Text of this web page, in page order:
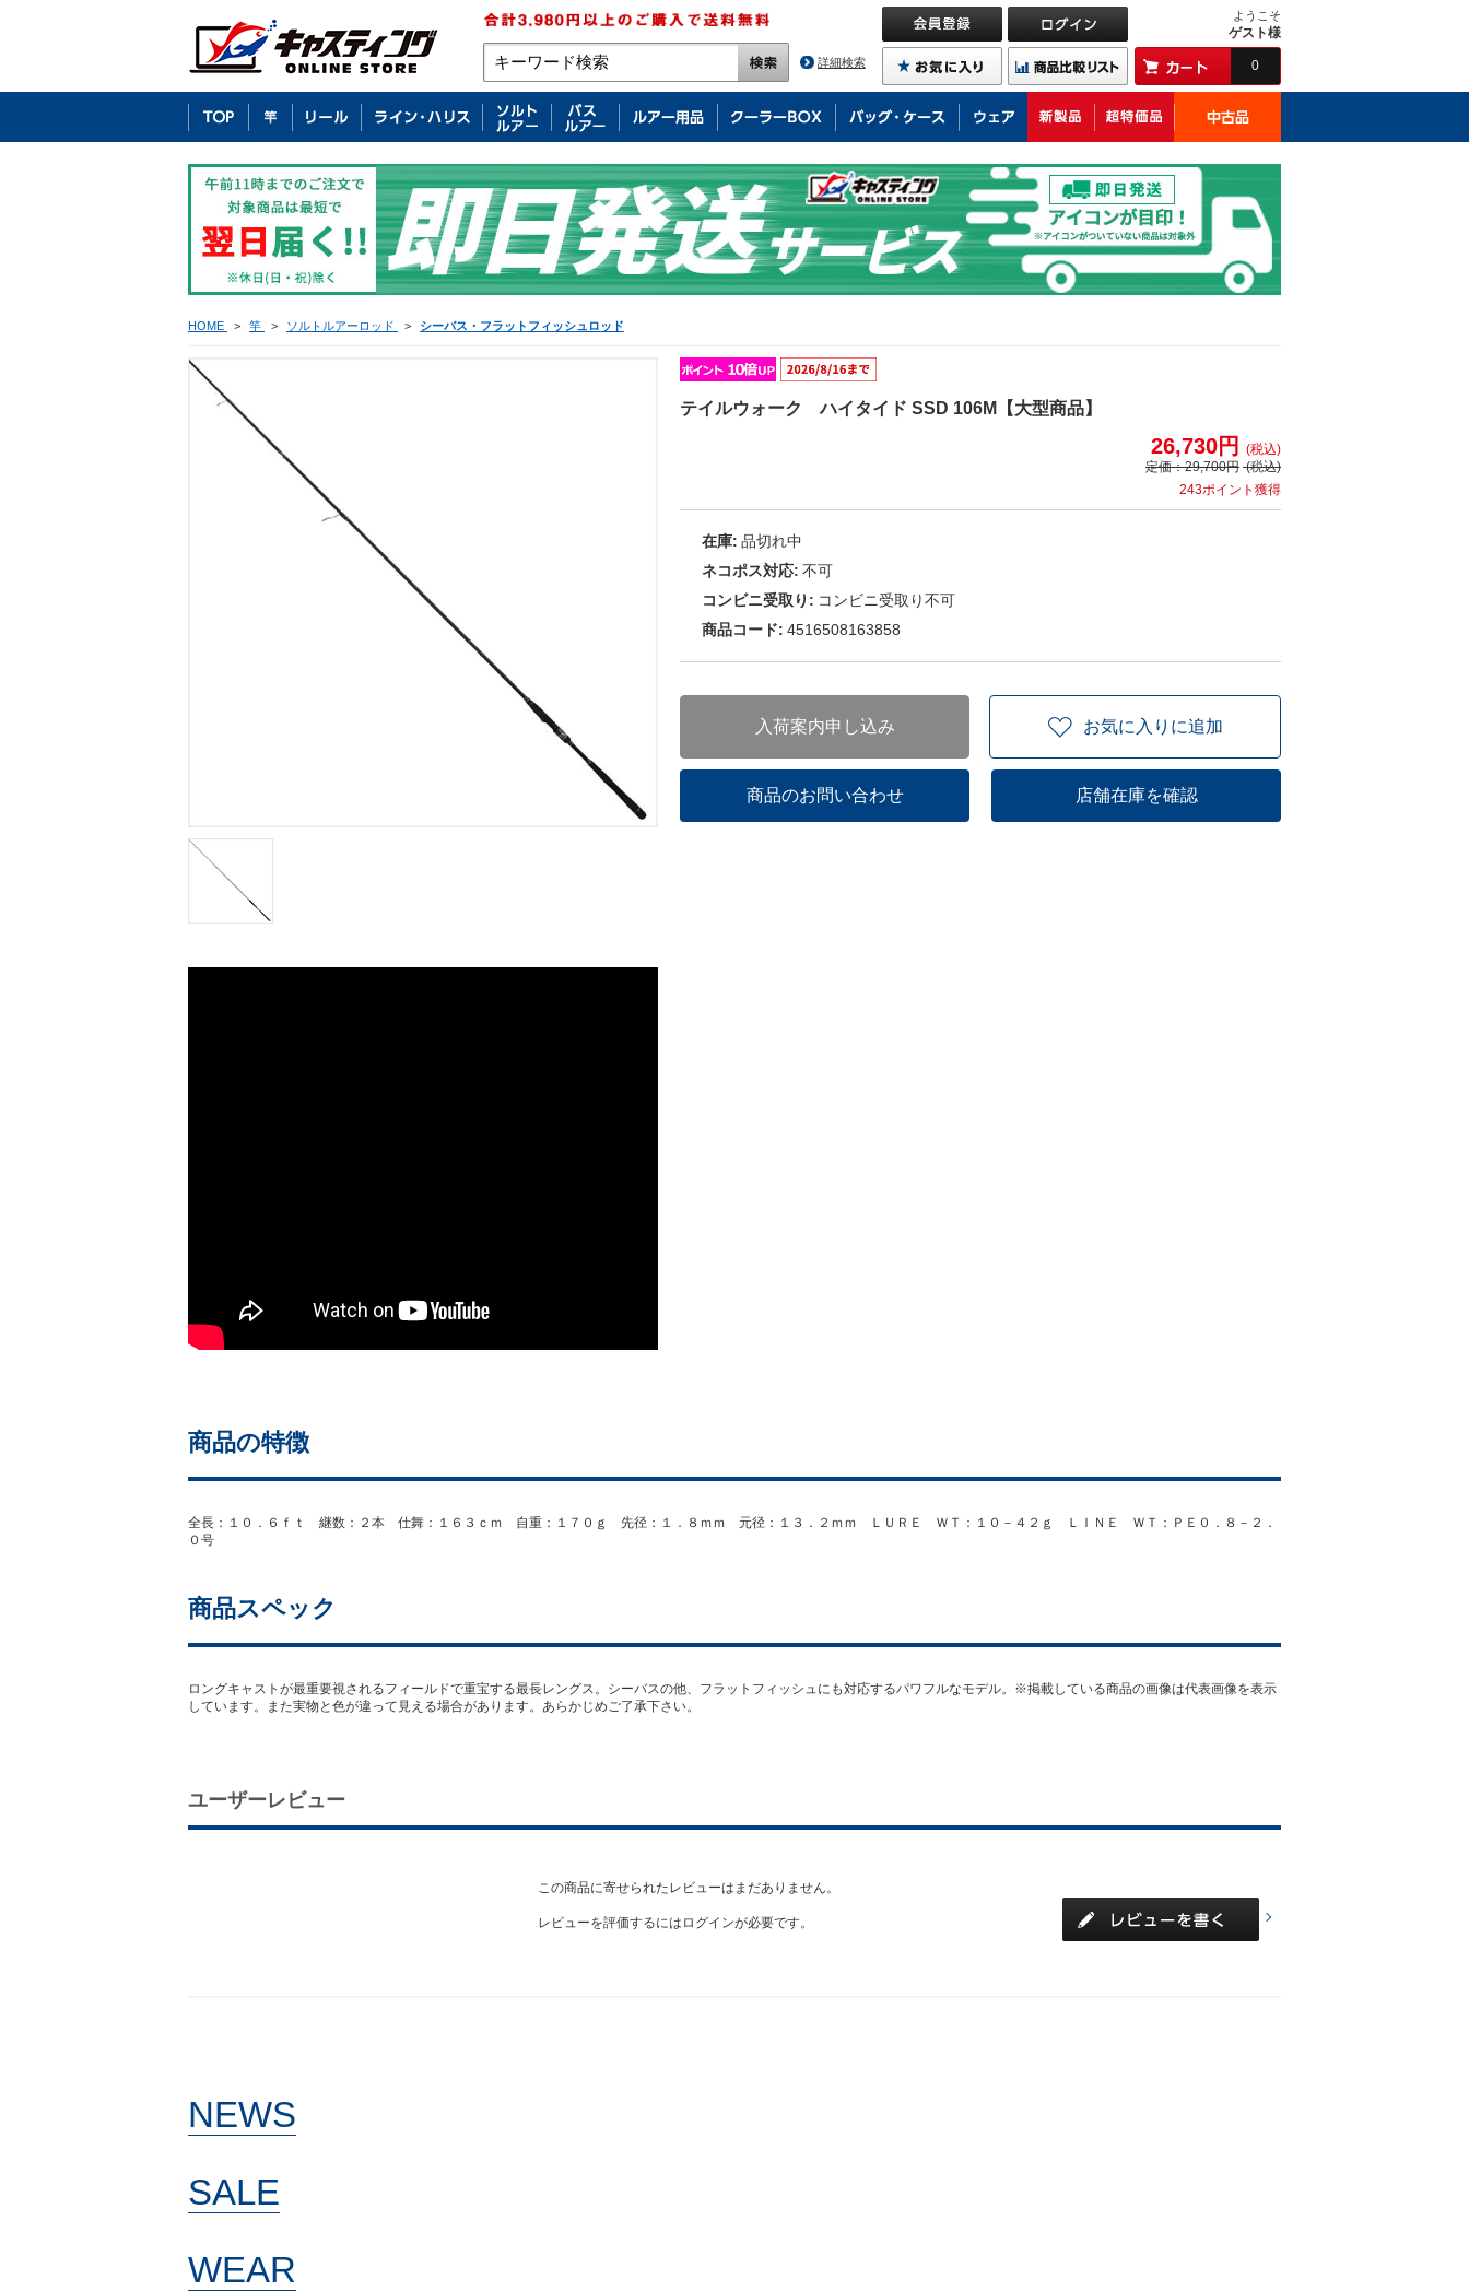
詳細検索
ようこそ
ゲスト様
0
HOME > 竿 > ソルトルアーロッド > シーバス・フラットフィッシュロッド
テイルウォーク ハイタイド SSD 106M【大型商品】
26,730円
(税込)
定価：29,700円 (税込)
243ポイント獲得
在庫: 品切れ中
ネコポス対応: 不可
コンビニ受取り: コンビニ受取り不可
商品コード: 4516508163858
入荷案内申し込み お気に入りに追加
商品のお問い合わせ 店舗在庫を確認
商品の特徴
全長：１０．６ｆｔ 継数：２本 仕舞：１６３ｃｍ 自重：１７０ｇ 先径：１．８ｍｍ 元径：１３．２ｍｍ ＬＵＲＥ ＷＴ：１０－４２ｇ ＬＩＮＥ ＷＴ：ＰＥ０．８－２．
０号
商品スペック
ロングキャストが最重要視されるフィールドで重宝する最長レングス。シーバスの他、フラットフィッシュにも対応するパワフルなモデル。※掲載している商品の画像は代表画像を表示
しています。また実物と色が違って見える場合があります。あらかじめご了承下さい。
ユーザーレビュー
この商品に寄せられたレビューはまだありません。
レビューを評価するには ログインが必要です。
NEWS
SALE
WEAR